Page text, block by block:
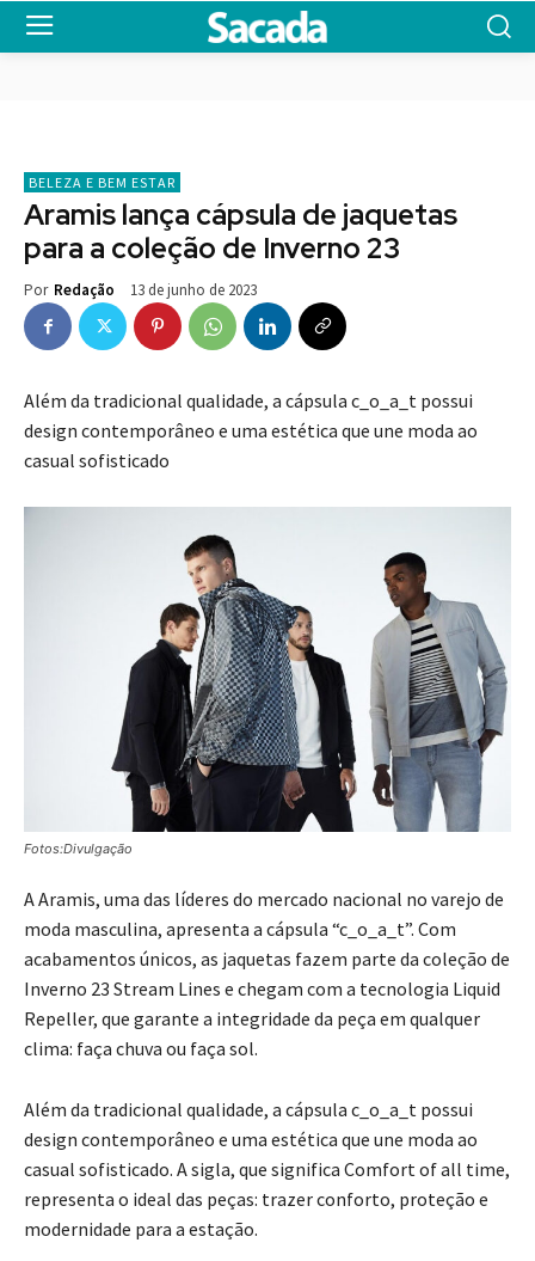
BELEZA E BEM ESTAR
Aramis lança cápsula de jaquetas
para a coleção de Inverno 23
Por Redação 13 de junho de 2023
Além da tradicional qualidade, a cápsula c_o_a_t possui
design contemporâneo e uma estética que une moda ao
casual sofisticado
Fotos:Divulgação
A Aramis, uma das líderes do mercado nacional no varejo de
moda masculina, apresenta a cápsula “c_o_a_t”. Com
acabamentos únicos, as jaquetas fazem parte da coleção de
Inverno 23 Stream Lines e chegam com a tecnologia Liquid
Repeller, que garante a integridade da peça em qualquer
clima: faça chuva ou faça sol.
Além da tradicional qualidade, a cápsula c_o_a_t possui
design contemporâneo e uma estética que une moda ao
casual sofisticado. A sigla, que significa Comfort of all time,
representa o ideal das peças: trazer conforto, proteção e
modernidade para a estação.